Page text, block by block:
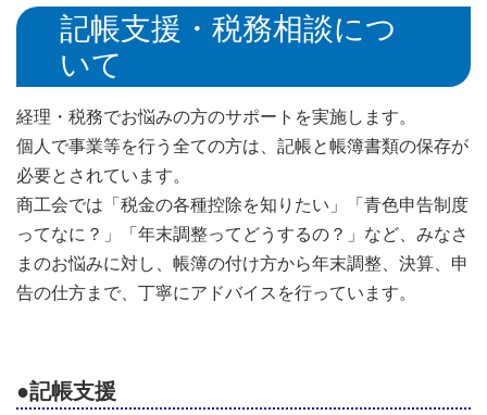
記帳支援・税務相談につ
いて
経理・税務でお悩みの方のサポートを実施します。
個人で事業等を行う全ての方は、記帳と帳簿書類の保存が
必要とされています。
商工会では「税金の各種控除を知りたい」「青色申告制度
ってなに？」「年末調整ってどうするの？」など、みなさ
まのお悩みに対し、帳簿の付け方から年末調整、決算、申
告の仕方まで、丁寧にアドバイスを行っています。
●記帳支援